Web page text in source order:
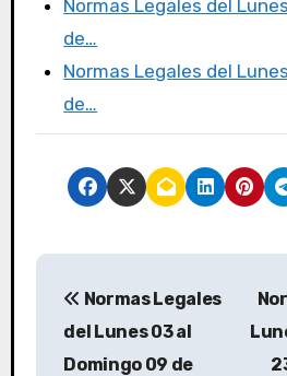
Normas Legales del
de…
Normas Legales del
de…
Normas Legales
del Lunes 03 al
Domingo 09 de